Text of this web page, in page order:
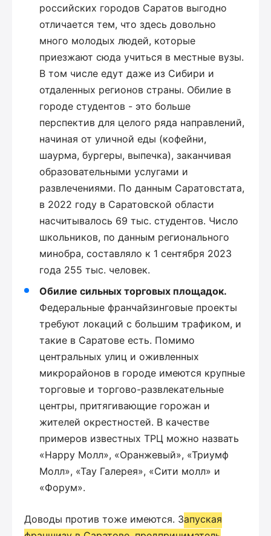
российских городов Саратов выгодно
отличается тем, что здесь довольно
много молодых людей, которые
приезжают сюда учиться в местные вузы.
В том числе едут даже из Сибири и
отдаленных регионов страны. Обилие в
городе студентов - это больше
перспектив для целого ряда направлений,
начиная от уличной еды (кофейни,
шаурма, бургеры, выпечка), заканчивая
образовательными услугами и
развлечениями. По данным Саратовстата,
в 2022 году в Саратовской области
насчитывалось 69 тыс. студентов. Число
школьников, по данным регионального
минобра, составляло к 1 сентября 2023
года 255 тыс. человек.
Обилие сильных торговых площадок.
Федеральные франчайзинговые проекты
требуют локаций с большим трафиком, и
такие в Саратове есть. Помимо
центральных улиц и оживленных
микрорайонов в городе имеются крупные
торговые и торгово-развлекательные
центры, притягивающие горожан и
жителей окрестностей. В качестве
примеров известных ТРЦ можно назвать
«Happy Молл», «Оранжевый», «Триумф
Молл», «Тау Галерея», «Сити молл» и
«Форум».
Доводы против тоже имеются. Запуская